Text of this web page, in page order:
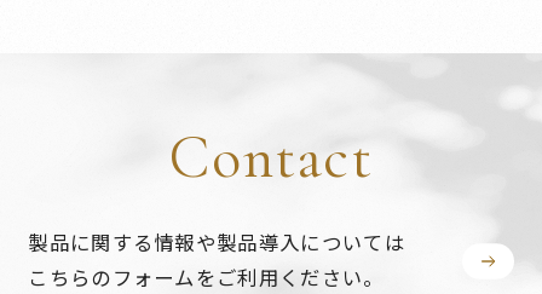
Contact
製品に関する情報や製品導入については
こちらのフォームをご利用ください。